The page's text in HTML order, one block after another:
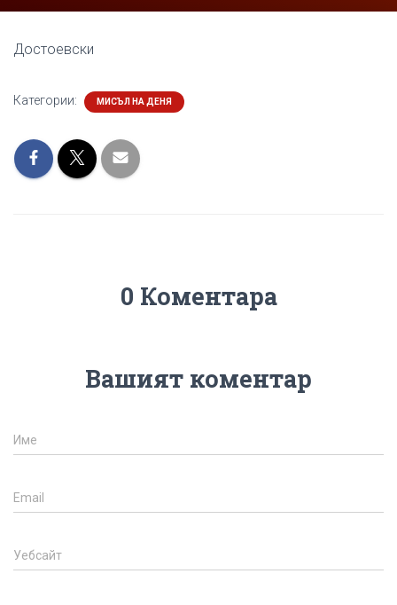
Достоевски
Категории: МИСЪЛ НА ДЕНЯ
0 Коментара
Вашият коментар
Име
Email
Уебсайт